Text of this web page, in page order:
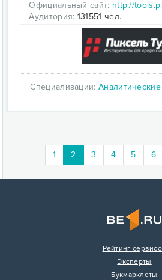
Официальный сайт: http://
Аудитория: 131551 чел.
Специализации:
1 2 (current)
3 4 5 6
Рейтинг
Эксперты
Букмарклеты